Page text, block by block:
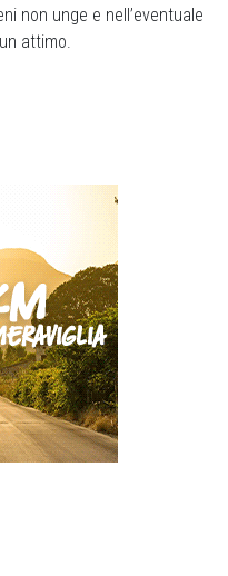
non unge e nell’eventuale
attimo.